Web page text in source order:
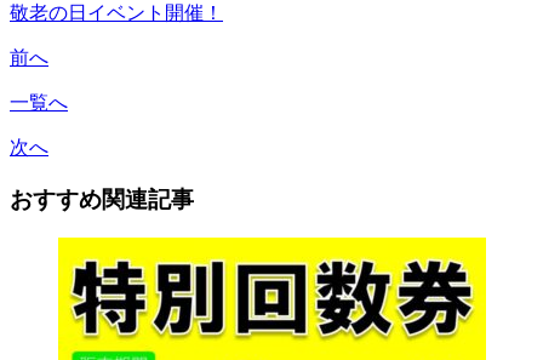
敬老の日イベント開催！
前へ
一覧へ
次へ
おすすめ関連記事